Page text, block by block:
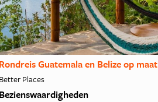
Guatemala en Belize op maat
Places